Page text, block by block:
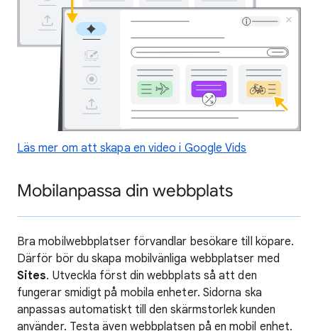
Läs mer om att skapa en video i Google Vids
Mobilanpassa din webbplats
Bra mobilwebbplatser förvandlar besökare till köpare.
Därför bör du skapa mobilvänliga webbplatser med
Sites. Utveckla först din webbplats så att den
fungerar smidigt på mobila enheter. Sidorna ska
anpassas automatiskt till den skärmstorlek kunden
använder. Testa även webbplatsen på en mobil enhet.